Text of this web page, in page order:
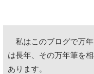
私はこのブログで万
は長年、その万年筆を
あります。